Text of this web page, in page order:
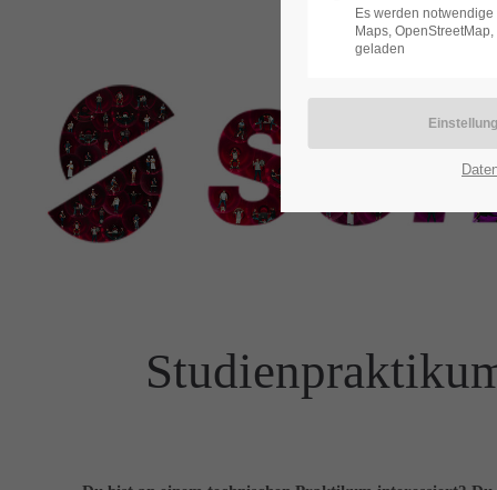
Register|Lost your password?
Mon - Fri 8:00am - 5:00pm
Es werden
Maps,
geladen